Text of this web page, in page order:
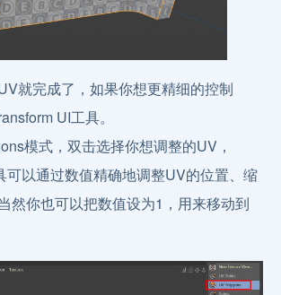
就完成了，如果你想更精细的控制
UI工具。
模式，双击选择你想调整的UV，
可以通过数值精确地调整UV的位置、缩
然你也可以把数值设为1，用来移动到